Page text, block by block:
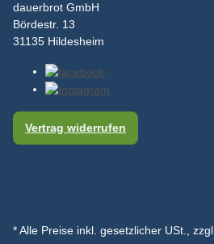
dauerbrot GmbH
Bördestr. 13
31135 Hildesheim
Vertrag widerrufen
* Alle Preise inkl. gesetzlicher USt., zzgl.